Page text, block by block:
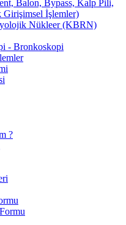
Balon, Bypass, Kalp Pili,
İşlemler)
Nükleer (KBRN)
- Bronkoskopi
?